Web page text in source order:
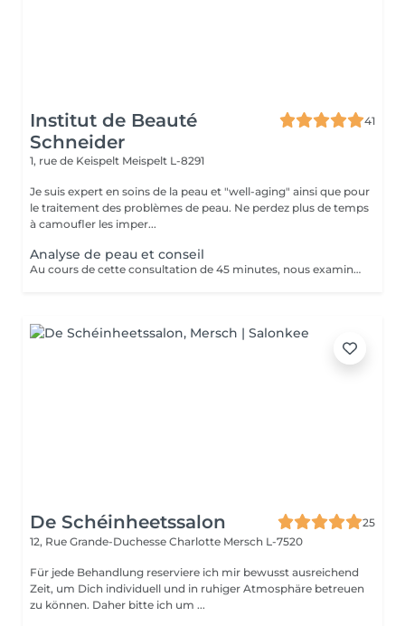
Institut de Beauté
Schneider
41
1, rue de Keispelt Meispelt L-8291
Je suis expert en soins de la peau et "well-aging" ainsi que pour
le traitement des problèmes de peau. Ne perdez plus de temps
à camoufler les imper...
Analyse de peau et conseil
Au cours de cette consultation de 45 minutes, nous examinons les besoins de ta peau et déterminons quels produits de notre gamme te conviennent le mieux. La consultation coûte 50 €, mais ce montant t'est entièrement remboursé si tu achètes des produits pour un montant minimum de 50 €. En d'autres termes, si tu choisis les produits qui te conviennent, ce rendez-vous est gratuit pour toi.
De Schéinheetssalon
25
12, Rue Grande-Duchesse Charlotte Mersch L-7520
Für jede Behandlung reserviere ich mir bewusst ausreichend
Zeit, um Dich individuell und in ruhiger Atmosphäre betreuen
zu können. Daher bitte ich um ...